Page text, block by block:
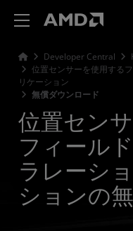
Developer Central
位置センサーを使用する
リケーション
無償ダウンロード
位置セン
フィール
ラレーシ
ションの